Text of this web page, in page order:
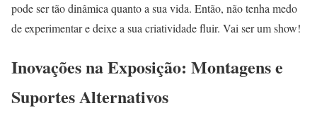
pode ser tão dinâmica quanto a sua vida. Então, não tenha medo
de experimentar e deixe a sua criatividade fluir. Vai ser um show!
Inovações na Exposição: Montagens e
Suportes Alternativos